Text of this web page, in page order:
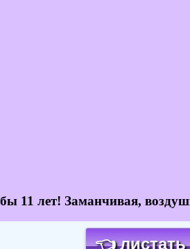
11 лет! Заманчивая,
👈 листать